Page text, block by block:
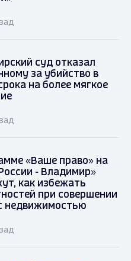
суд отказал
за убийство в
на более мягкое
«Ваше право» на
- Владимир»
как избежать
при совершении
недвижимостью